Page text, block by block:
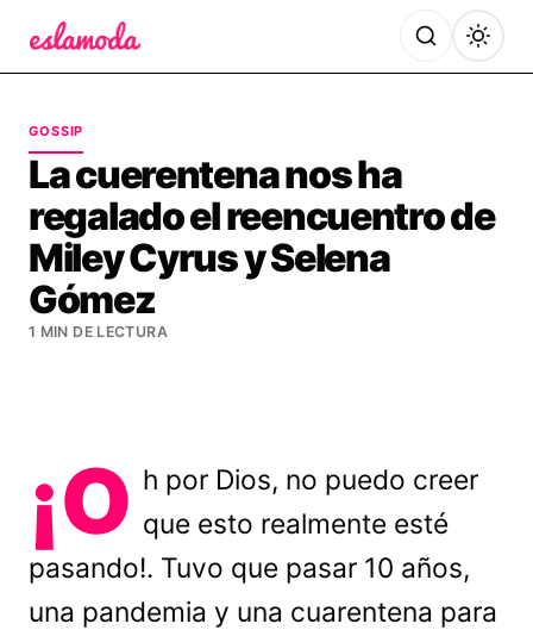
GOSSIP
La cuerentena nos ha
regalado el reencuentro de
Miley Cyrus y Selena
Gómez
1 MIN DE LECTURA
¡O h por Dios, no puedo creer
que esto realmente esté
pasando!. Tuvo que pasar 10 años,
una pandemia y una cuarentena para